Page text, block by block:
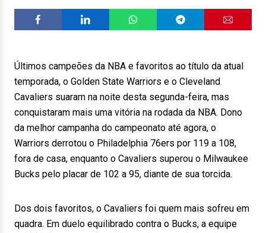
Últimos campeões da NBA e favoritos ao título da atual
temporada, o Golden State Warriors e o Cleveland
Cavaliers suaram na noite desta segunda-feira, mas
conquistaram mais uma vitória na rodada da NBA. Dono
da melhor campanha do campeonato até agora, o
Warriors derrotou o Philadelphia 76ers por 119 a 108,
fora de casa, enquanto o Cavaliers superou o Milwaukee
Bucks pelo placar de 102 a 95, diante de sua torcida.
Dos dois favoritos, o Cavaliers foi quem mais sofreu em
quadra. Em duelo equilibrado contra o Bucks, a equipe